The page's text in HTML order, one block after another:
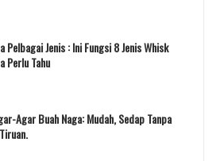
Pelbagai Jenis : Ini Fungsi 8 Jenis Whisk
Perlu Tahu
Agar Buah Naga: Mudah, Sedap Tanpa